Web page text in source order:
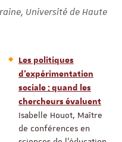
Université de Haute
Les politiques
d’expérimentation
sociale : quand les
chercheurs évaluent
Isabelle Houot, Maître
de conférences en